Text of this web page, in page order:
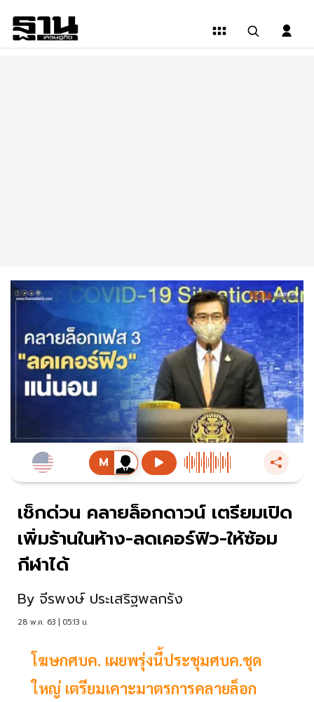
เช็กด่วน คลายล็อกดาวน์ เตรียมเปิด
เพิ่มร้านในห้าง-ลดเคอร์ฟิว-ให้ซ้อม
กีฬาได้
By จีรพงษ์ ประเสริฐพลกรัง
28 พ.ค. 63 | 05:13 น.
โฆษกศบค. เผยพรุ่งนี้ประชุมศบค.ชุด
ใหญ่ เตรียมเคาะมาตรการคลายล็อก